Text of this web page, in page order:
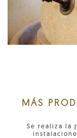
MÁS
Se realiza la